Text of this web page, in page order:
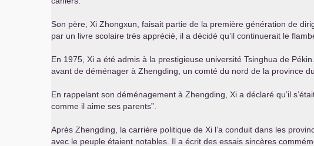
Son père, Xi Zhongxun, faisait partie de la première génération de
par un livre scolaire très apprécié, il a décidé qu’il continuerait le
En 1975, Xi a été admis à la prestigieuse université Tsinghua de
avant de déménager à Zhengding, un comté du nord de la province
En rappelant son déménagement à Zhengding, Xi a déclaré qu’il
comme il aime ses parents”.
Après Zhengding, la carrière politique de Xi l’a conduit dans les
avec le peuple étaient notables. Il a écrit des essais sincères